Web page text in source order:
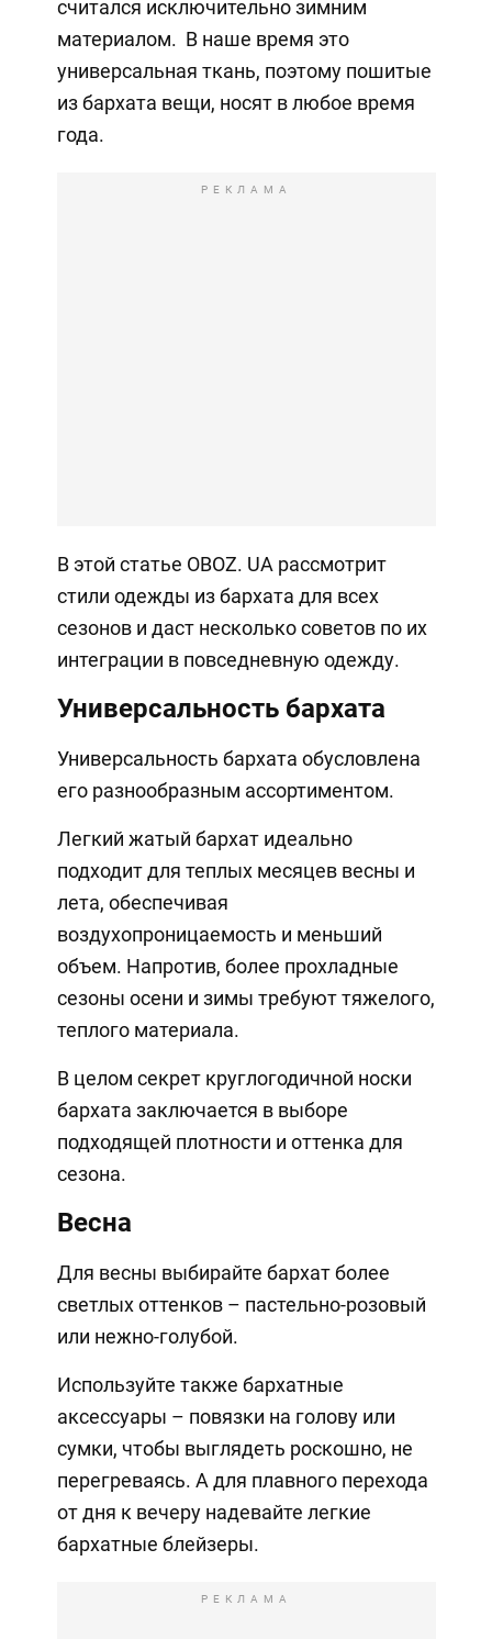
считался исключительно зимним
материалом. В наше время это
универсальная ткань, поэтому пошитые
из бархата вещи, носят в любое время
года.
РЕКЛАМА
В этой статье OBOZ. UA рассмотрит
стили одежды из бархата для всех
сезонов и даст несколько советов по их
интеграции в повседневную одежду.
Универсальность бархата
Универсальность бархата обусловлена ​​
его разнообразным ассортиментом.
Легкий жатый бархат идеально
подходит для теплых месяцев весны и
лета, обеспечивая
воздухопроницаемость и меньший
объем. Напротив, более прохладные
сезоны осени и зимы требуют тяжелого,
теплого материала.
В целом секрет круглогодичной носки
бархата заключается в выборе
подходящей плотности и оттенка для
сезона.
Весна
Для весны выбирайте бархат более
светлых оттенков – пастельно-розовый
или нежно-голубой.
Используйте также бархатные
аксессуары – повязки на голову или
сумки, чтобы выглядеть роскошно, не
перегреваясь. А для плавного перехода
от дня к вечеру надевайте легкие
бархатные блейзеры.
РЕКЛАМА